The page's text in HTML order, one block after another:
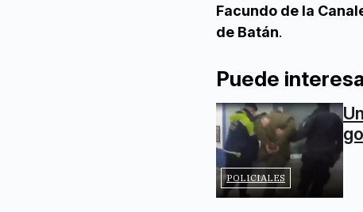
Facundo de la
de Batán.
Puede
POLICIALES